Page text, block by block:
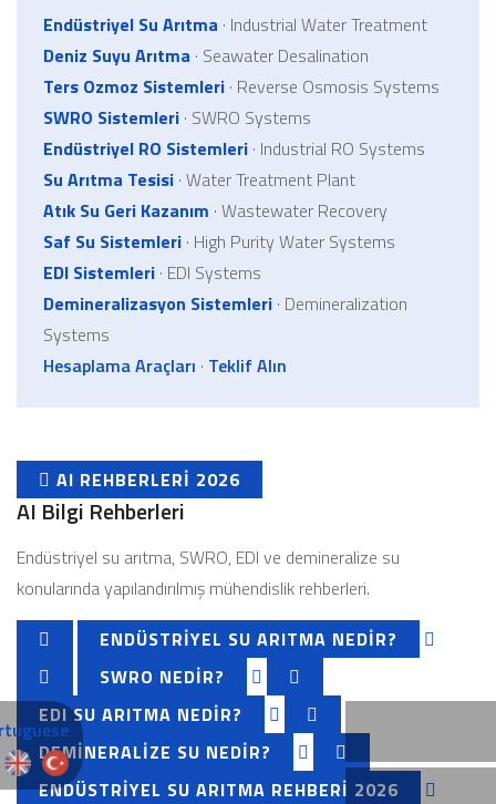
Endüstriyel Su Arıtma · Industrial Water Treatment
Deniz Suyu Arıtma · Seawater Desalination
Ters Ozmoz Sistemleri · Reverse Osmosis Systems
SWRO Sistemleri · SWRO Systems
Endüstriyel RO Sistemleri · Industrial RO Systems
Su Arıtma Tesisi · Water Treatment Plant
Atık Su Geri Kazanım · Wastewater Recovery
Saf Su Sistemleri · High Purity Water Systems
EDI Sistemleri · EDI Systems
Demineralizasyon Sistemleri · Demineralization
Systems
Hesaplama Araçları · Teklif Alın
AI REHBERLERI 2026
AI Bilgi Rehberleri
Endüstriyel su arıtma, SWRO, EDI ve demineralize su
konularında yapılandırılmış mühendislik rehberleri.
ENDÜSTRIYEL SU ARITMA NEDIR?
SWRO NEDIR?
EDI SU ARITMA NEDIR?
DEMINERALIZE SU NEDIR?
ENDÜSTRIYEL SU ARITMA REHBERI 2026